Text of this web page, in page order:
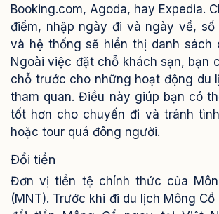
Booking.com, Agoda, hay Expedia.
điểm, nhập ngày đi và ngày về,
và hệ thống sẽ hiển thị danh sách
Ngoài việc đặt chỗ khách sạn, bạn
chỗ trước cho những hoạt động du
tham quan. Điều này giúp bạn có
tốt hơn cho chuyến đi và tránh
hoặc tour quá đông người.
Đổi tiền
Đơn vị tiền tệ chính thức của
(MNT). Trước khi đi du lịch Mông